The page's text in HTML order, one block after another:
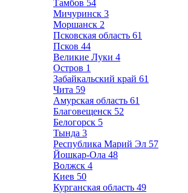
Тамбов 54
Мичуринск 3
Моршанск 2
Псковская область 61
Псков 44
Великие Луки 4
Остров 1
Забайкальский край 61
Чита 59
Амурская область 61
Благовещенск 52
Белогорск 5
Тында 3
Республика Марий Эл 57
Йошкар-Ола 48
Волжск 4
Киев 50
Курганская область 49